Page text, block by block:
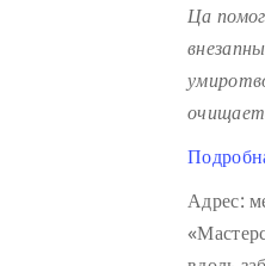
Ца
Адрес: